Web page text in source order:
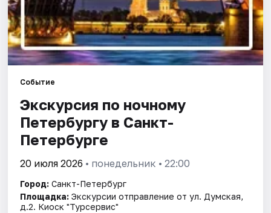
Событие
Экскурсия по ночному
Петербургу в Санкт-
Петербурге
20 июля 2026 • понедельник • 22:00
Город: Санкт-Петербург
Площадка: Экскурсии отправление от ул. Думская,
д.2. Киоск "Турсервис"